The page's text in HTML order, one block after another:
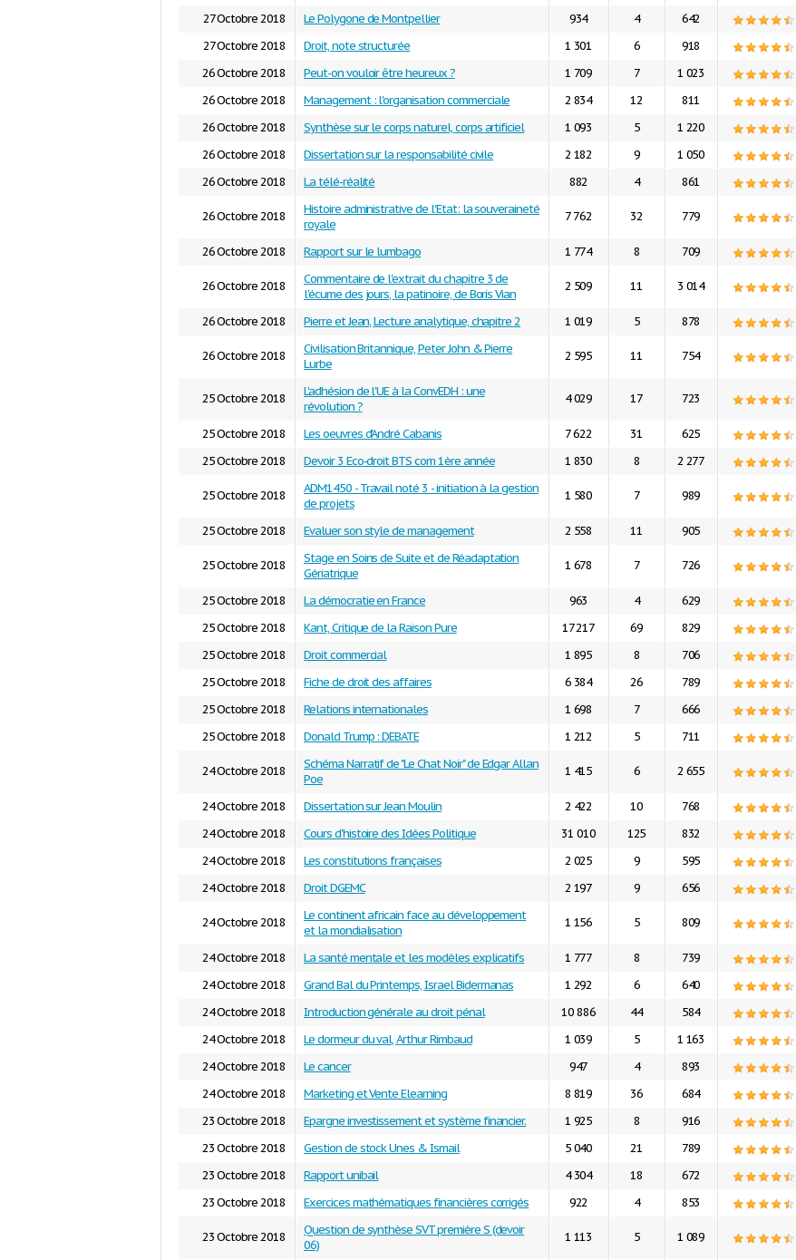
27 Octobre 2018
Le Polygone de Montpellier 934 4
642
27 Octobre 2018
Droit, note structurée 1 301 6
918
26 Octobre 2018
Peut-on vouloir être heureux ? 1 709 7
1 023
26 Octobre 2018
Management : l'organisation commerciale 2 834 12
811
26 Octobre 2018
Synthèse sur le corps naturel, corps artificiel 1 093 5
1 220
26 Octobre 2018
Dissertation sur la responsabilité civile 2 182 9
1 050
26 Octobre 2018
La télé-réalité 882 4 861
26 Octobre 2018
Histoire administrative de l'Etat: la souveraineté
royale
7 762 32 779
26 Octobre 2018 Rapport sur le lumbago 1 774 8 709
26 Octobre 2018
Commentaire de l'extrait du chapitre 3 de
l'écume des jours, la patinoire, de Boris Vian
2 509 11 3 014
26 Octobre 2018 Pierre et Jean, Lecture analytique, chapitre 2 1 019 5 878
26 Octobre 2018
Civilisation Britannique, Peter John & Pierre
Lurbe
2 595 11 754
25 Octobre 2018
L'adhésion de l'UE à la ConvEDH : une
révolution ?
4 029 17 723
25 Octobre 2018 Les oeuvres d'André Cabanis 7 622 31
625
25 Octobre 2018
Devoir 3 Eco-droit BTS com 1ère année 1 830 8 2 277
25 Octobre 2018
ADM1450 - Travail noté 3 - initiation à la gestion
de projets
1 580 7 989
25 Octobre 2018 Evaluer son style de management 2 558 11 905
25 Octobre 2018
Stage en Soins de Suite et de Réadaptation
Gériatrique
1 678 7 726
25 Octobre 2018 La démocratie en France 963 4
629
25 Octobre 2018
Kant, Critique de la Raison Pure 17 217 69
829
25 Octobre 2018
Droit commercial 1 895 8
706
25 Octobre 2018
Fiche de droit des affaires 6 384 26
789
25 Octobre 2018
Relations internationales 1 698 7
666
25 Octobre 2018
Donald Trump : DEBATE 1 212 5 711
24 Octobre 2018
Schéma Narratif de "Le Chat Noir" de Edgar Allan
Poe
1 415 6 2 655
24 Octobre 2018 Dissertation sur Jean Moulin 2 422 10
768
24 Octobre 2018
Cours d'histoire des Idées Politique 31 010 125
832
24 Octobre 2018
Les constitutions françaises 2 025 9
595
24 Octobre 2018
Droit DGEMC 2 197 9 656
24 Octobre 2018
Le continent africain face au développement
et la mondialisation
1 156 5 809
24 Octobre 2018 La santé mentale et les modèles explicatifs 1 777 8
739
24 Octobre 2018
Grand Bal du Printemps, Israel Bidermanas 1 292 6
640
24 Octobre 2018
Introduction générale au droit pénal 10 886 44
584
24 Octobre 2018
Le dormeur du val, Arthur Rimbaud 1 039 5
1 163
24 Octobre 2018
Le cancer 947 4
893
24 Octobre 2018
Marketing et Vente Elearning 8 819 36
684
23 Octobre 2018
Epargne investissement et système financier. 1 925 8
916
23 Octobre 2018
Gestion de stock Unes & Ismail 5 040 21
789
23 Octobre 2018
Rapport unibail 4 304 18
672
23 Octobre 2018
Exercices mathématiques financières corrigés 922 4 853
23 Octobre 2018
Question de synthèse SVT première S (devoir
06)
1 113 5 1 089